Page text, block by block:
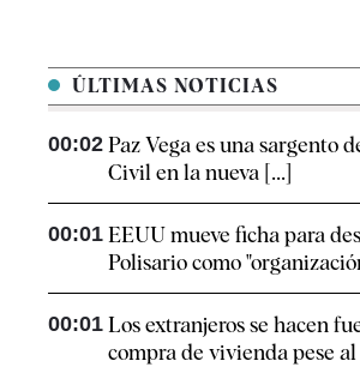
ÚLTIMAS NOTICIAS
00:02 Paz Vega es una sargento
Civil en la nueva [...]
00:01 EEUU mueve ficha para
Polisario como
00:01 Los extranjeros se hacen
compra de vivienda pese al